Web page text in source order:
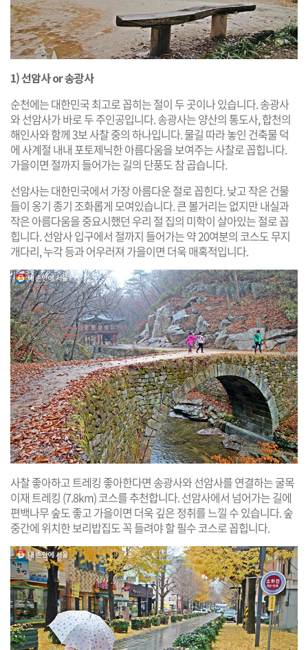
1) 선암사 or 송광사
순천에는 대한민국 최고로 꼽히는 절이 두 곳이나 있습니다. 송광사
와 선암사가 바로 두 주인공입니다. 송광사는 양산의 통도사, 합천의
해인사와 함께 3보 사찰 중의 하나입니다. 물길 따라 놓인 건축물 덕
에 사계절 내내 포토제닉한 아름다움을 보여주는 사찰로 꼽힙니다.
가을이면 절까지 들어가는 길의 단풍도 참 곱습니다.
선암사는 대한민국에서 가장 아름다운 절로 꼽힌다. 낮고 작은 건물
들이 옹기 종기 조화롭게 모여있습니다. 큰 볼거리는 없지만 내실과
작은 아름다움을 중요시했던 우리 절 집의 미학이 살아있는 절로 꼽
힙니다. 선암사 입구에서 절까지 들어가는 약 20여분의 코스도 무지
개다리, 누각 등과 어우러져 가을이면 더욱 매혹적입니다.
사찰 좋아하고 트레킹 좋아한다면 송광사와 선암사를 연결하는 굴목
이재 트레킹 (7.8km) 코스를 추천합니다. 선암사에서 넘어가는 길에
편백나무 숲도 좋고 가을이면 더욱 깊은 정취를 느낄 수 있습니다. 숲
중간에 위치한 보리밥집도 꼭 들려야 할 필수 코스로 꼽힙니다.